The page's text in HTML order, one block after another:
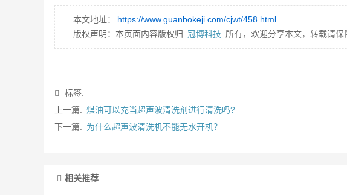
本文地址：
https://www.guanbokeji.com/cjwt/458.html
版权声明：本页面内容版权归 冠博科技 所有，欢迎分享本文，转载请保
标签:
上一篇: 煤油可以充当超声波清洗剂进行清洗吗?
下一篇: 为什么超声波清洗机不能无水开机？
相关推荐